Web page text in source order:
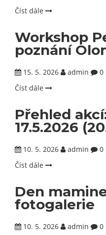
Číst dále
Workshop
poznání
15. 5. 2026 admin
0
Číst dále
Přehled akcí:
17.5.2026
10. 5. 2026 admin
0
Číst dále
Den
fotogalerie
10. 5. 2026 admin 0